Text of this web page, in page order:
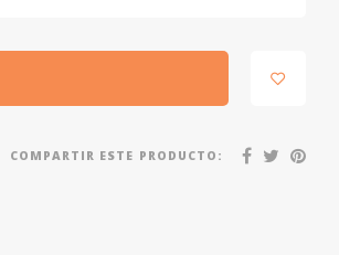
COMPARTIR ESTE PRODUCTO: